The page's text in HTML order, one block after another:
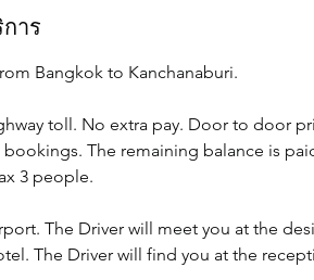
าร
Bangkok to Kanchanaburi.
toll. No extra pay. Door to door
The remaining balance is
3 people.
The Driver will meet you at the